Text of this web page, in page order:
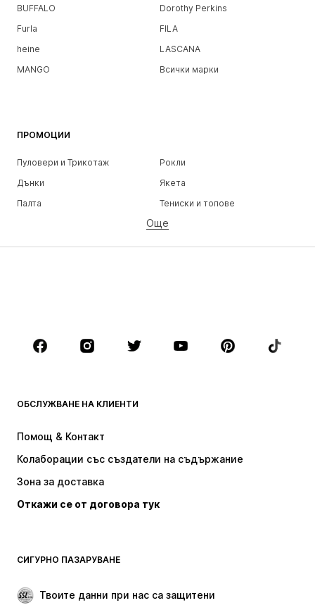
BUFFALO
Dorothy Perkins
Furla
FILA
heine
LASCANA
MANGO
Всички марки
ПРОМОЦИИ
Пуловери и Трикотаж
Рокли
Дънки
Якета
Палта
Тениски и топове
Бельо
Поли
Блузи и туники
Аксесоари
Premium
НОВО
Пуловери и Трикотаж
Бельо
Палта
Поли
Специални Поводи
Още
ОБСЛУЖВАНЕ НА КЛИЕНТИ
Помощ & Контакт
Колаборации със създатели на съдържание
Зона за доставка
Откажи се от договора тук
СИГУРНО ПАЗАРУВАНЕ
Твоите данни при нас са защитени